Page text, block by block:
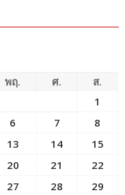
พฤ. ศ.
ส.
1
6 7
8
13 14
15
20 21
22
27 28
29